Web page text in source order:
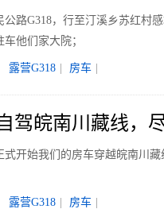
公路G318，行至汀溪乡苏红村
他们家大院；
露营G318 房车
驾皖南川藏线，
式开始我们的房车穿越皖南川藏
露营G318 房车